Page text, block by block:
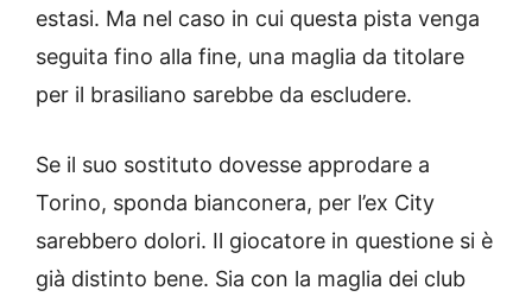
estasi. Ma nel caso in cui questa pista venga
seguita fino alla fine, una maglia da titolare
per il brasiliano sarebbe da escludere.
Se il suo sostituto dovesse approdare a
Torino, sponda bianconera, per l’ex City
sarebbero dolori. Il giocatore in questione si è
già distinto bene. Sia con la maglia dei club